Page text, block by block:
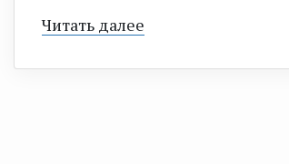
Читать далее